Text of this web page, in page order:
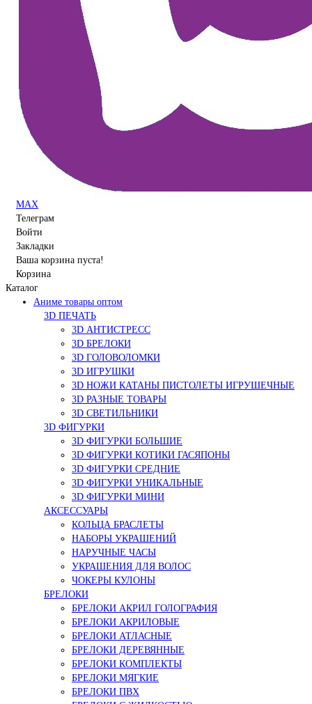
MAX
Телеграм
Войти
Закладки
Ваша корзина пуста!
Корзина
Каталог
Аниме товары оптом
3D ПЕЧАТЬ
3D АНТИСТРЕСС
3D БРЕЛОКИ
3D ГОЛОВОЛОМКИ
3D ИГРУШКИ
3D НОЖИ КАТАНЫ ПИСТОЛЕТЫ ИГРУШЕЧНЫЕ
3D РАЗНЫЕ ТОВАРЫ
3D СВЕТИЛЬНИКИ
3D ФИГУРКИ
3D ФИГУРКИ БОЛЬШИЕ
3D ФИГУРКИ КОТИКИ ГАСЯПОНЫ
3D ФИГУРКИ СРЕДНИЕ
3D ФИГУРКИ УНИКАЛЬНЫЕ
3D ФИГУРКИ МИНИ
АКСЕССУАРЫ
КОЛЬЦА БРАСЛЕТЫ
НАБОРЫ УКРАШЕНИЙ
НАРУЧНЫЕ ЧАСЫ
УКРАШЕНИЯ ДЛЯ ВОЛОС
ЧОКЕРЫ КУЛОНЫ
БРЕЛОКИ
БРЕЛОКИ АКРИЛ ГОЛОГРАФИЯ
БРЕЛОКИ АКРИЛОВЫЕ
БРЕЛОКИ АТЛАСНЫЕ
БРЕЛОКИ ДЕРЕВЯННЫЕ
БРЕЛОКИ КОМПЛЕКТЫ
БРЕЛОКИ МЯГКИЕ
БРЕЛОКИ ПВХ